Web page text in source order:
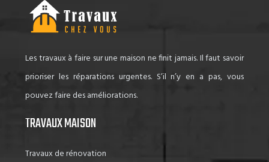
Les travaux à faire sur une maison ne finit jamais. Il faut savoir
prioriser les réparations urgentes. S’il n’y en a pas, vous
pouvez faire des améliorations.
TRAVAUX MAISON
Travaux de rénovation